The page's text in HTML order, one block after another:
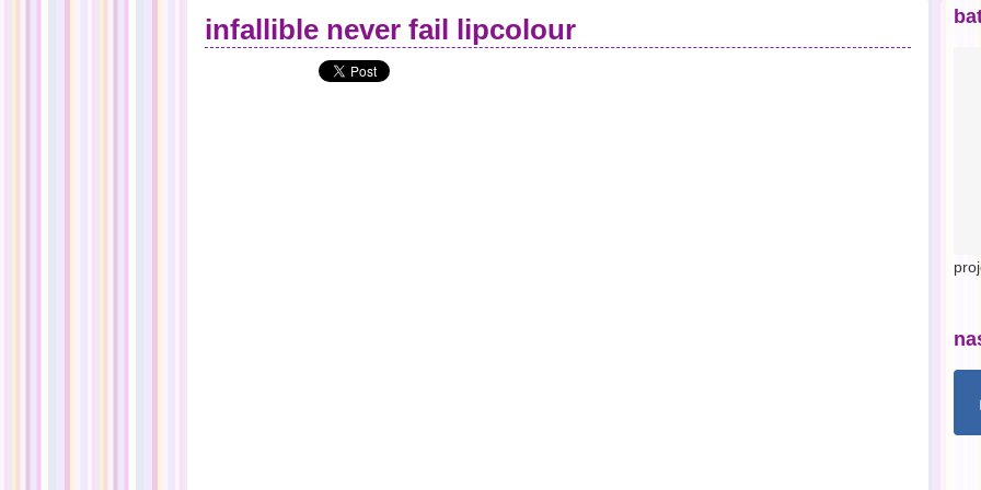
infallible never fail lipcolour